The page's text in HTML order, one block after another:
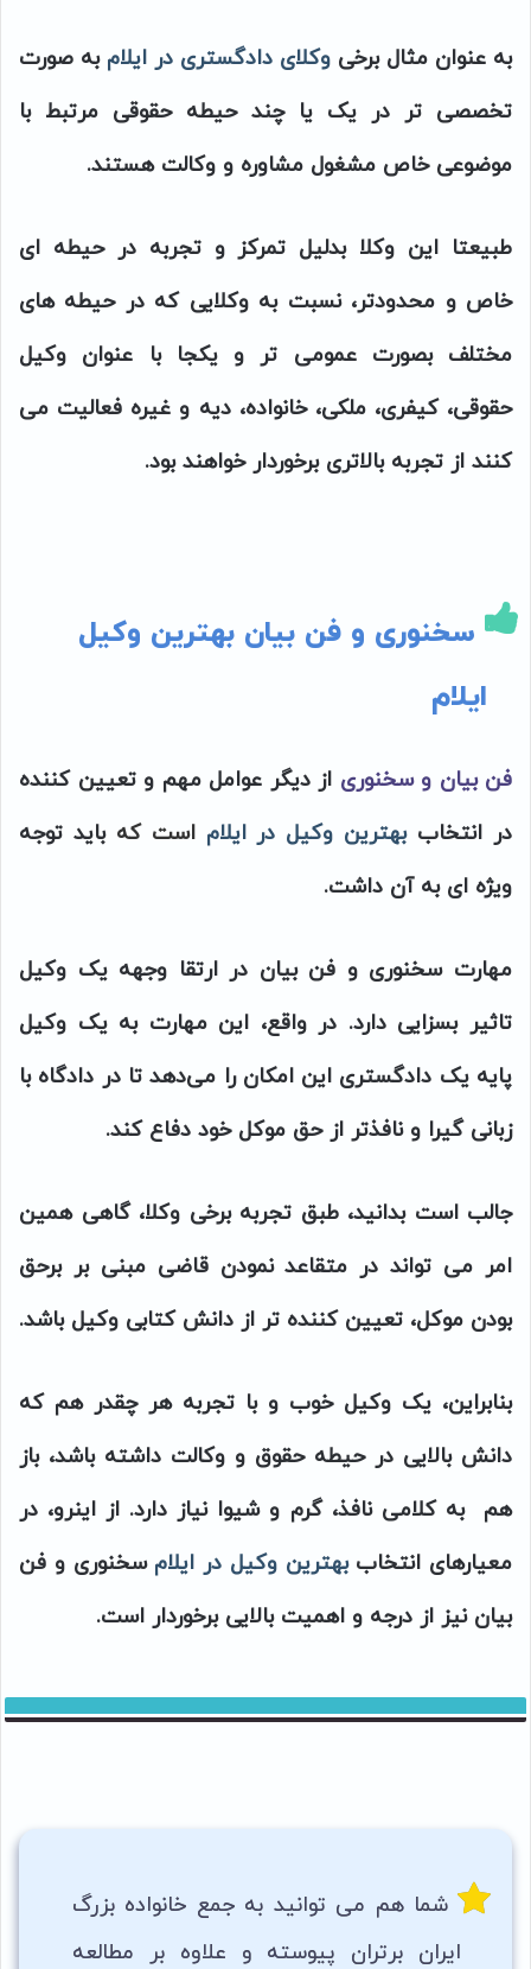
به عنوان مثال برخی وکلای دادگستری در ایلام به صورت
تخصصی تر در یک یا چند حیطه حقوقی مرتبط با
موضوعی خاص مشغول مشاوره و وکالت هستند.
طبیعتا این وکلا بدلیل تمرکز و تجربه در حیطه ای
خاص و محدودتر، نسبت به وکلایی که در حیطه های
مختلف بصورت عمومی تر و یکجا با عنوان وکیل
حقوقی، کیفری، ملکی، خانواده، دیه و غیره فعالیت می
کنند از تجربه بالاتری برخوردار خواهند بود.
سخنوری و فن بیان بهترین وکیل
ایلام
فن بیان و سخنوری از دیگر عوامل مهم و تعیین کننده
در انتخاببهترین وکیل در ایلاماست که باید توجه
ویژه ای به آن داشت.
مهارت سخنوری و فن بیان در ارتقا وجهه یک وکیل
تاثیر بسزایی دارد. در واقع، این مهارت به یک وکیل
پایه یک دادگستری این امکان را می‌دهد تا در دادگاه با
زبانی گیرا و نافذتر از حق موکل خود دفاع کند.
جالب است بدانید، طبق تجربه برخی وکلا، گاهی همین
امر می تواند در متقاعد نمودن قاضی مبنی بر برحق
بودن موکل، تعیین کننده تر از دانش کتابی وکیل باشد.
بنابراین، یک وکیل خوب و با تجربه هر چقدر هم که
دانش بالایی در حیطه حقوق و وکالت داشته باشد، باز
هم به کلامی نافذ، گرم و شیوا نیاز دارد. از اینرو، در
معیارهای انتخاببهترین وکیل در ایلام سخنوری و فن
بیان نیز از درجه و اهمیت بالایی برخوردار است.
شما هم می توانید به جمع خانواده بزرگ
ایران برتران پیوسته و علاوه بر مطالعه